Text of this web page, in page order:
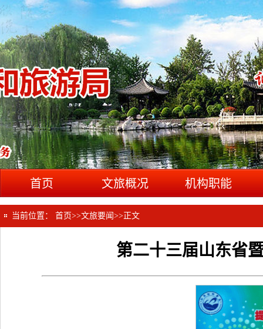
首页 文旅概况 机构职能
当前位置： 首页>>文旅要闻 >> 正文
第二十三届山东省